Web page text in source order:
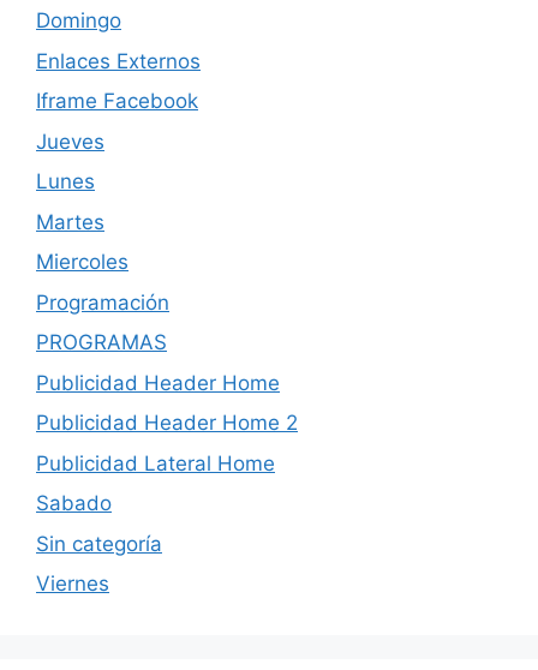
Domingo
Enlaces Externos
Iframe Facebook
Jueves
Lunes
Martes
Miercoles
Programación
PROGRAMAS
Publicidad Header Home
Publicidad Header Home 2
Publicidad Lateral Home
Sabado
Sin categoría
Viernes